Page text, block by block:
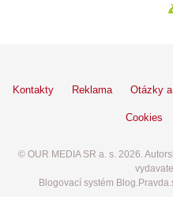
Kontakty Reklama Otázky
Cookies
© OUR MEDIA SR a. s. 2026.
Blogovací systém